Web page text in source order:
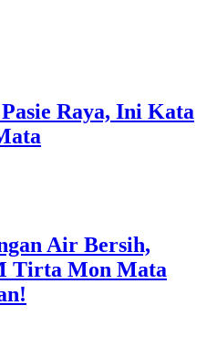
Raya, Ini Kata
Air Bersih,
Tirta Mon Mata